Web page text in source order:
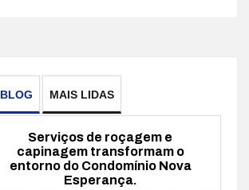
MAIS LIDAS
Serviços de roçagem e
capinagem transformam o
entorno do Condomínio Nova
Esperança.